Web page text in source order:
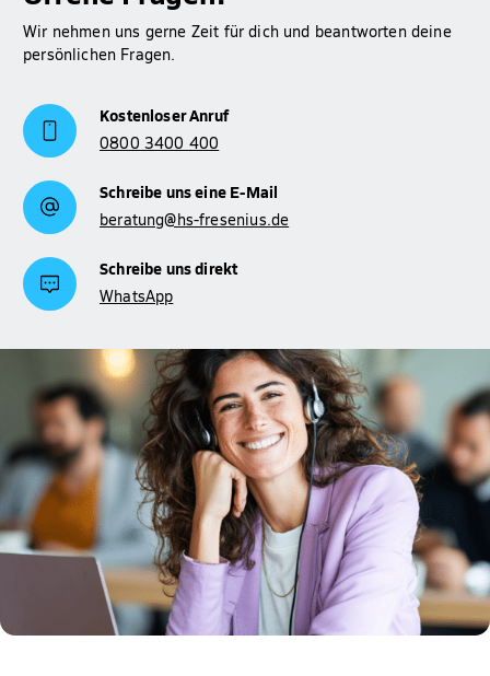
Wir nehmen uns gerne Zeit für dich und beantworten deine
persönlichen Fragen.
Kostenloser Anruf
0800 3400 400
Schreibe uns eine E-Mail
beratung@hs-fresenius.de
Schreibe uns direkt
WhatsApp